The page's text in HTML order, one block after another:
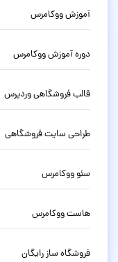
آموزش ووکامرس
دوره آموزش ووکامرس
قالب فروشگاهی وردپرس
طراحی سایت فروشگاهی
سئو ووکامرس
هاست ووکامرس
فروشگاه ساز رایگان